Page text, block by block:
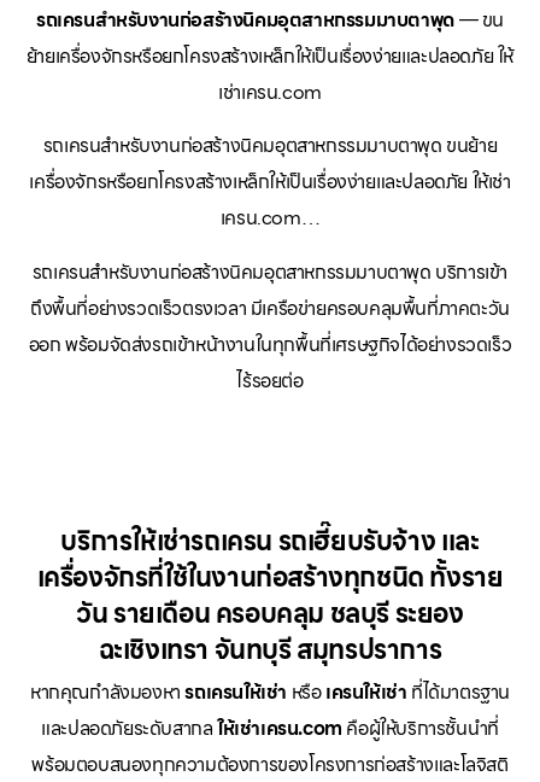
รถเครนสำหรับงานก่อสร้างนิคมอุตสาหกรรมมาบตาพุด— ขน
ย้ายเครื่องจักรหรือยกโครงสร้างเหล็กให้เป็นเรื่องง่ายและปลอดภัย ให้
เช่าเครน.com
รถเครนสำหรับงานก่อสร้างนิคมอุตสาหกรรมมาบตาพุด ขนย้าย
เครื่องจักรหรือยกโครงสร้างเหล็กให้เป็นเรื่องง่ายและปลอดภัย ให้เช่า
เครน.com…
รถเครนสำหรับงานก่อสร้างนิคมอุตสาหกรรมมาบตาพุด บริการเข้า
ถึงพื้นที่อย่างรวดเร็วตรงเวลา มีเครือข่ายครอบคลุมพื้นที่ภาคตะวัน
ออก พร้อมจัดส่งรถเข้าหน้างานในทุกพื้นที่เศรษฐกิจได้อย่างรวดเร็ว
ไร้รอยต่อ
บริการให้เช่ารถเครน รถเฮี๊ยบรับจ้าง และ
เครื่องจักรที่ใช้ในงานก่อสร้างทุกชนิด ทั้งราย
วัน รายเดือน ครอบคลุม ชลบุรี ระยอง
ฉะเชิงเทรา จันทบุรี สมุทรปราการ
หากคุณกำลังมองหารถเครนให้เช่า หรือเครนให้เช่า ที่ได้มาตรฐาน
และปลอดภัยระดับสากลให้เช่าเครน.com คือผู้ให้บริการชั้นนำที่
พร้อมตอบสนองทุกความต้องการของโครงการก่อสร้างและโลจิสติ